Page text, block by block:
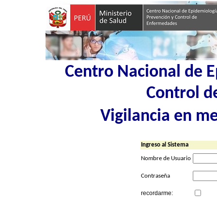
Centro Nacional de
Control
Vigilancia en
Ingreso al Sistema
Nombre de Usuario
Contraseña
recordarme: